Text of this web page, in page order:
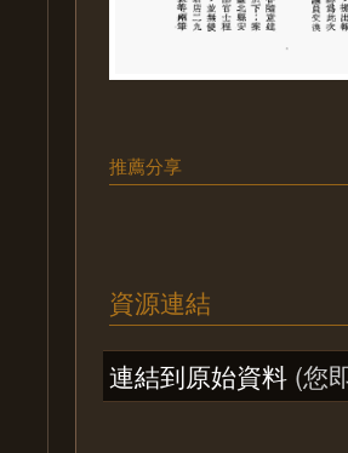
推薦分享
資源連結
連結到原始資料 (您